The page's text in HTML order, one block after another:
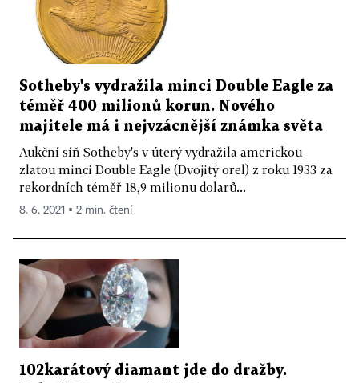
Sotheby's vydražila minci Double Eagle za
téměř 400 milionů korun. Nového
majitele má i nejvzácnější známka světa
Aukční síň Sotheby's v úterý vydražila americkou
zlatou minci Double Eagle (Dvojitý orel) z roku 1933 za
rekordních téměř 18,9 milionu dolarů...
8. 6. 2021 ▪ 2 min. čtení
102karátový diamant jde do dražby.